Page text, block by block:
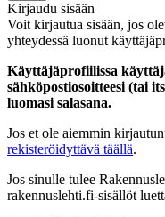
Kirjaudu sisään
Voit kirjautua sisään, jos
yhteydessä luonut
Käyttäjäprofiilissa
sähköpostiosoitteesi (tai
luomasi salasana.
Jos et ole aiemmin
rekisteröidyttävä täällä.
Jos sinulle tulee
rakennuslehti.fi-sisällöt